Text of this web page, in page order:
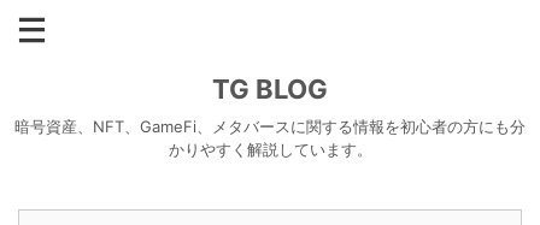
TG BLOG
暗号資産、NFT、GameFi、メタバースに関する情報を初心者の方にも分
かりやすく解説しています。